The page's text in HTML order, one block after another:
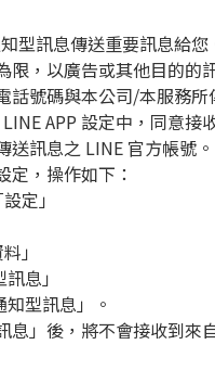
型訊息傳送重要訊息給
限，以廣告或其他目的的
話號碼與本公司/本服務所
LINE APP 設定中，同意接
送訊息之 LINE 官方帳號。
定，操作如下：
定」
」
息」
知型訊息」。
息」後，將不會接收到來